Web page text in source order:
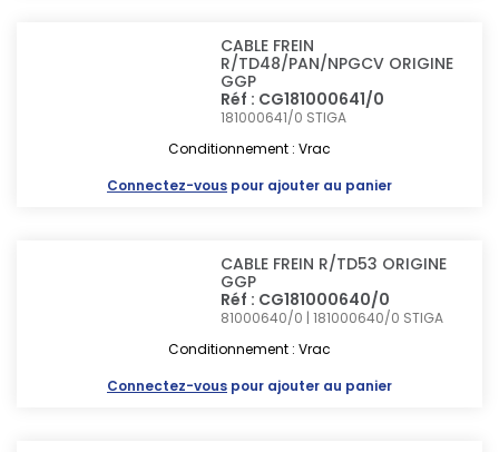
CABLE FREIN
R/TD48/PAN/NPGCV ORIGINE
GGP
Réf : CG181000641/0
181000641/0 STIGA
Conditionnement : Vrac
Connectez-vous pour ajouter au panier
CABLE FREIN R/TD53 ORIGINE
GGP
Réf : CG181000640/0
81000640/0 | 181000640/0 STIGA
Conditionnement : Vrac
Connectez-vous pour ajouter au panier